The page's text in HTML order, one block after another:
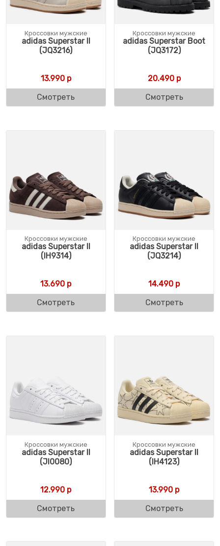
Кроссовки мужские
adidas Superstar II
(JQ3216)
13.990р
Смотреть
Кроссовки мужские
adidas Superstar Boot
(JQ3172)
20.490р
Смотреть
Кроссовки мужские
adidas Superstar II
(IH9314)
13.690 р
Смотреть
Кроссовки мужские
adidas Superstar II
(JQ3214)
14.490 р
Смотреть
Кроссовки мужские
adidas Superstar II
(JI0080)
12.990 р
Смотреть
Кроссовки мужские
adidas Superstar II
(IH4123)
13.990 р
Смотреть